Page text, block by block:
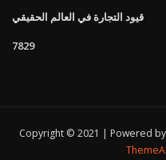
قيود التجارة في العالم الحقيقي
7829
Copyright © 2021 | Powered by